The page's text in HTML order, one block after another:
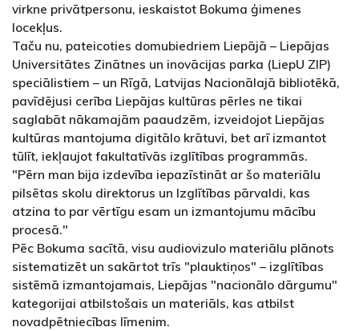
virkne privātpersonu, ieskaistot Bokuma ģimenes
locekļus.
Taču nu, pateicoties domubiedriem Liepājā – Liepājas
Universitātes Zinātnes un inovācijas parka (LiepU ZIP)
speciālistiem – un Rīgā, Latvijas Nacionālajā bibliotēkā,
pavīdējusi cerība Liepājas kultūras pērles ne tikai
saglabāt nākamajām paaudzēm, izveidojot Liepājas
kultūras mantojuma digitālo krātuvi, bet arī izmantot
tūlīt, iekļaujot fakultatīvās izglītības programmās.
"Pērn man bija izdevība iepazīstināt ar šo materiālu
pilsētas skolu direktorus un Izglītības pārvaldi, kas
atzina to par vērtīgu esam un izmantojumu mācību
procesā."
Pēc Bokuma sacītā, visu audiovizulo materiālu plānots
sistematizēt un sakārtot trīs "plauktiņos" – izglītības
sistēmā izmantojamais, Liepājas "nacionālo dārgumu"
kategorijai atbilstošais un materiāls, kas atbilst
novadpētniecības līmenim.